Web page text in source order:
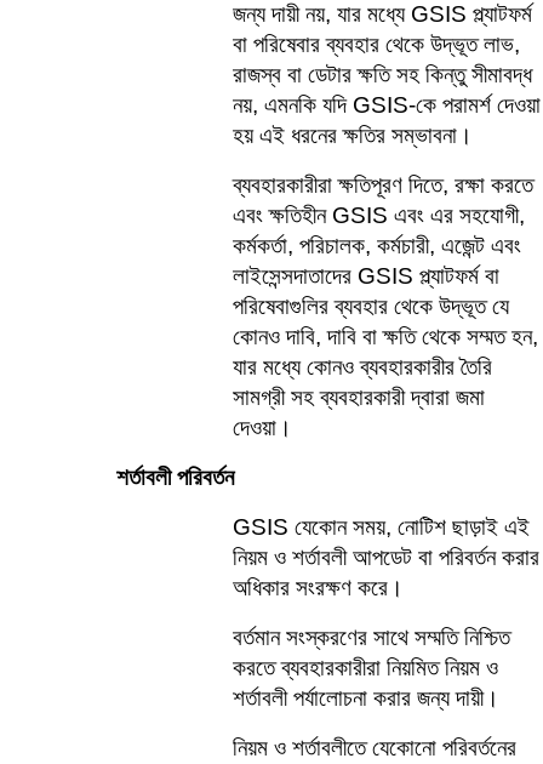
জন্য দায়ী নয়, যার মধ্যে GSIS প্ল্যাটফর্ম
বা পরিষেবার ব্যবহার থেকে উদ্ভূত লাভ,
রাজস্ব বা ডেটার ক্ষতি সহ কিন্তু সীমাবদ্ধ
নয়, এমনকি যদি GSIS-কে পরামর্শ দেওয়া
হয় এই ধরনের ক্ষতির সম্ভাবনা।
ব্যবহারকারীরা ক্ষতিপূরণ দিতে, রক্ষা করতে
এবং ক্ষতিহীন GSIS এবং এর সহযোগী,
কর্মকর্তা, পরিচালক, কর্মচারী, এজেন্ট এবং
লাইসেন্সদাতাদের GSIS প্ল্যাটফর্ম বা
পরিষেবাগুলির ব্যবহার থেকে উদ্ভূত যে
কোনও দাবি, দাবি বা ক্ষতি থেকে সম্মত হন,
যার মধ্যে কোনও ব্যবহারকারীর তৈরি
সামগ্রী সহ ব্যবহারকারী দ্বারা জমা
দেওয়া।
শর্তাবলী পরিবর্তন
GSIS যেকোন সময়, নোটিশ ছাড়াই এই
নিয়ম ও শর্তাবলী আপডেট বা পরিবর্তন করার
অধিকার সংরক্ষণ করে।
বর্তমান সংস্করণের সাথে সম্মতি নিশ্চিত
করতে ব্যবহারকারীরা নিয়মিত নিয়ম ও
শর্তাবলী পর্যালোচনা করার জন্য দায়ী।
নিয়ম ও শর্তাবলীতে যেকোনো পরিবর্তনের